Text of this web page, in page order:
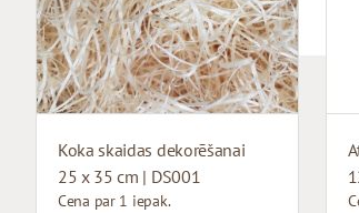
Koka skaidas dekorēšanai
25 x 35 cm | DS001
Cena par 1 iepak.